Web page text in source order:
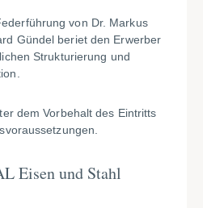
von Dr. Markus
Gündel beriet den Erwerber
Strukturierung und
dem Vorbehalt des Eintritts
Eisen und Stahl